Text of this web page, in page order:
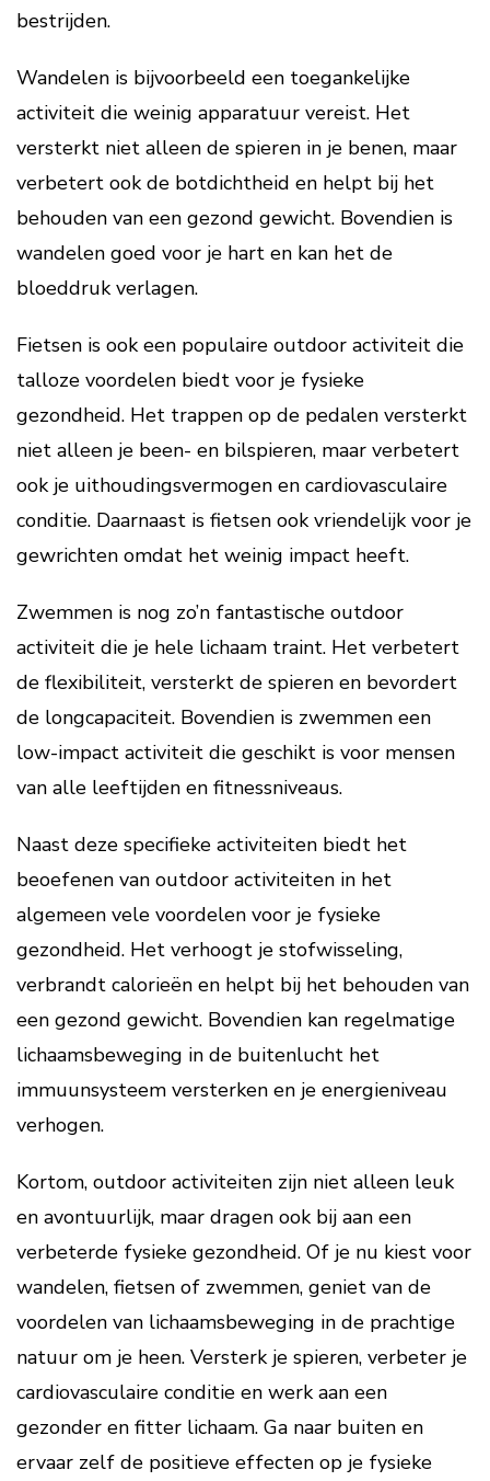
bestrijden.
Wandelen is bijvoorbeeld een toegankelijke
activiteit die weinig apparatuur vereist. Het
versterkt niet alleen de spieren in je benen, maar
verbetert ook de botdichtheid en helpt bij het
behouden van een gezond gewicht. Bovendien is
wandelen goed voor je hart en kan het de
bloeddruk verlagen.
Fietsen is ook een populaire outdoor activiteit die
talloze voordelen biedt voor je fysieke
gezondheid. Het trappen op de pedalen versterkt
niet alleen je been- en bilspieren, maar verbetert
ook je uithoudingsvermogen en cardiovasculaire
conditie. Daarnaast is fietsen ook vriendelijk voor je
gewrichten omdat het weinig impact heeft.
Zwemmen is nog zo’n fantastische outdoor
activiteit die je hele lichaam traint. Het verbetert
de flexibiliteit, versterkt de spieren en bevordert
de longcapaciteit. Bovendien is zwemmen een
low-impact activiteit die geschikt is voor mensen
van alle leeftijden en fitnessniveaus.
Naast deze specifieke activiteiten biedt het
beoefenen van outdoor activiteiten in het
algemeen vele voordelen voor je fysieke
gezondheid. Het verhoogt je stofwisseling,
verbrandt calorieën en helpt bij het behouden van
een gezond gewicht. Bovendien kan regelmatige
lichaamsbeweging in de buitenlucht het
immuunsysteem versterken en je energieniveau
verhogen.
Kortom, outdoor activiteiten zijn niet alleen leuk
en avontuurlijk, maar dragen ook bij aan een
verbeterde fysieke gezondheid. Of je nu kiest voor
wandelen, fietsen of zwemmen, geniet van de
voordelen van lichaamsbeweging in de prachtige
natuur om je heen. Versterk je spieren, verbeter je
cardiovasculaire conditie en werk aan een
gezonder en fitter lichaam. Ga naar buiten en
ervaar zelf de positieve effecten op je fysieke